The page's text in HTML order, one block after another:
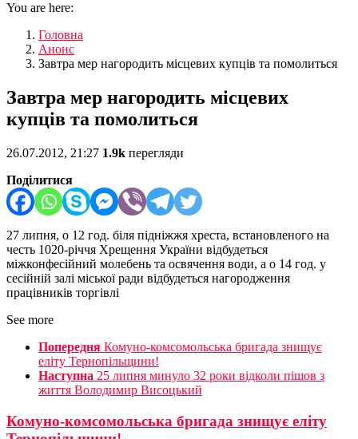
You are here:
Головна
Анонс
Завтра мер нагородить місцевих купців та помолиться
Завтра мер нагородить місцевих
купців та помолиться
26.07.2012, 21:27 1.9k перегляди
Поділитися
27 липня, о 12 год. біля підніжжя хреста, встановленого на
честь 1020-річчя Хрещення України відбудеться
міжконфесійний молебень та освячення води, а о 14 год. у
сесійній залі міської ради відбудеться нагородження
працівників торгівлі
See more
Попередня Комуно-комсомольська бригада знищує
еліту Тернопільщини!
Наступна 25 липня минуло 32 роки відколи пішов з
життя Володимир Висоцький
Комуно-комсомольська бригада знищує еліту